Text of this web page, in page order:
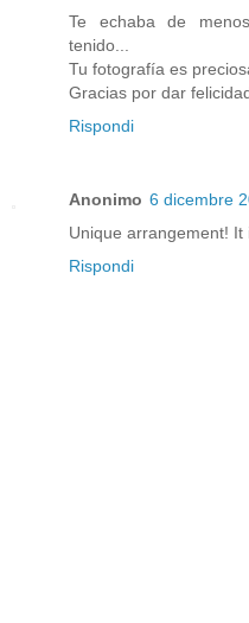
Te echaba de
tenido...
Tu fotografía es
Gracias por dar
Rispondi
Anonimo 6 dicembre
Unique arrangement! It
Rispondi